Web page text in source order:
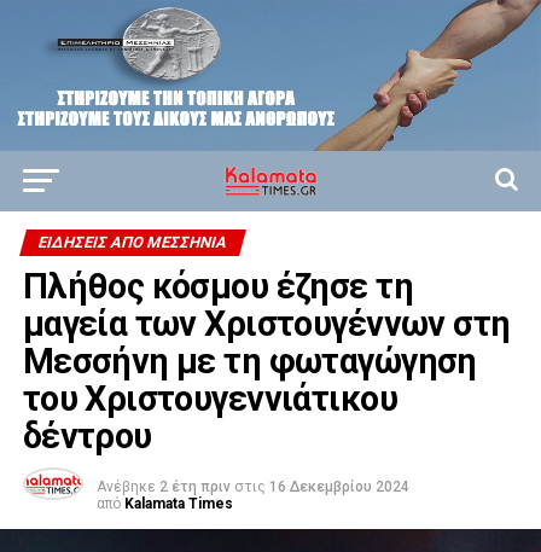
ΕΙΔΉΣΕΙΣ ΑΠΟ ΜΕΣΣΗΝΊΑ
Πλήθος κόσμου έζησε τη
μαγεία των Χριστουγέννων στη
Μεσσήνη με τη φωταγώγηση
του Χριστουγεννιάτικου
δέντρου
Ανέβηκε 2 έτη πριν στις 16 Δεκεμβρίου 2024
από Kalamata Times